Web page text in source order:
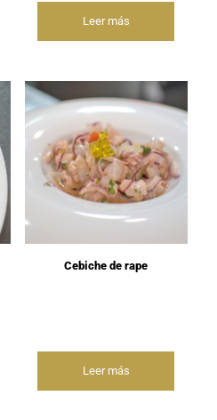
Leer más
Cebiche de rape
Leer más